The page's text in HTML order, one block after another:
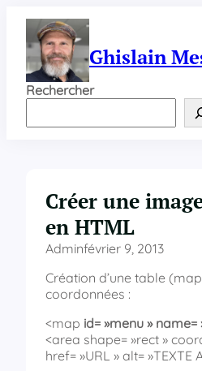
contenu
Ghislain
Rechercher
Créer une
en HTML
Adminfévrier 9, 2013
Création d’une table
coordonnées :
<map id= »menu » name=
<area shape= »rect »
href= »URL » alt= »TEXTE